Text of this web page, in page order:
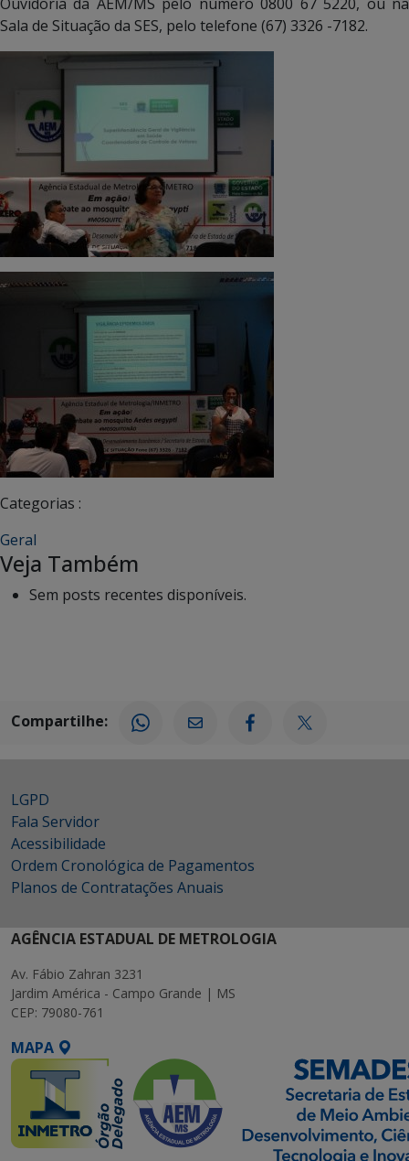
Sala de Situação da SES, pelo telefone (67) 3326 -7182.
Categorias :
Geral
Veja Também
Sem posts recentes disponíveis.
Compartilhe:
LGPD
Fala Servidor
Acessibilidade
Ordem Cronológica de Pagamentos
Planos de Contratações Anuais
AGÊNCIA ESTADUAL DE METROLOGIA
Av. Fábio Zahran 3231
Jardim América - Campo Grande | MS
CEP: 79080-761
MAPA